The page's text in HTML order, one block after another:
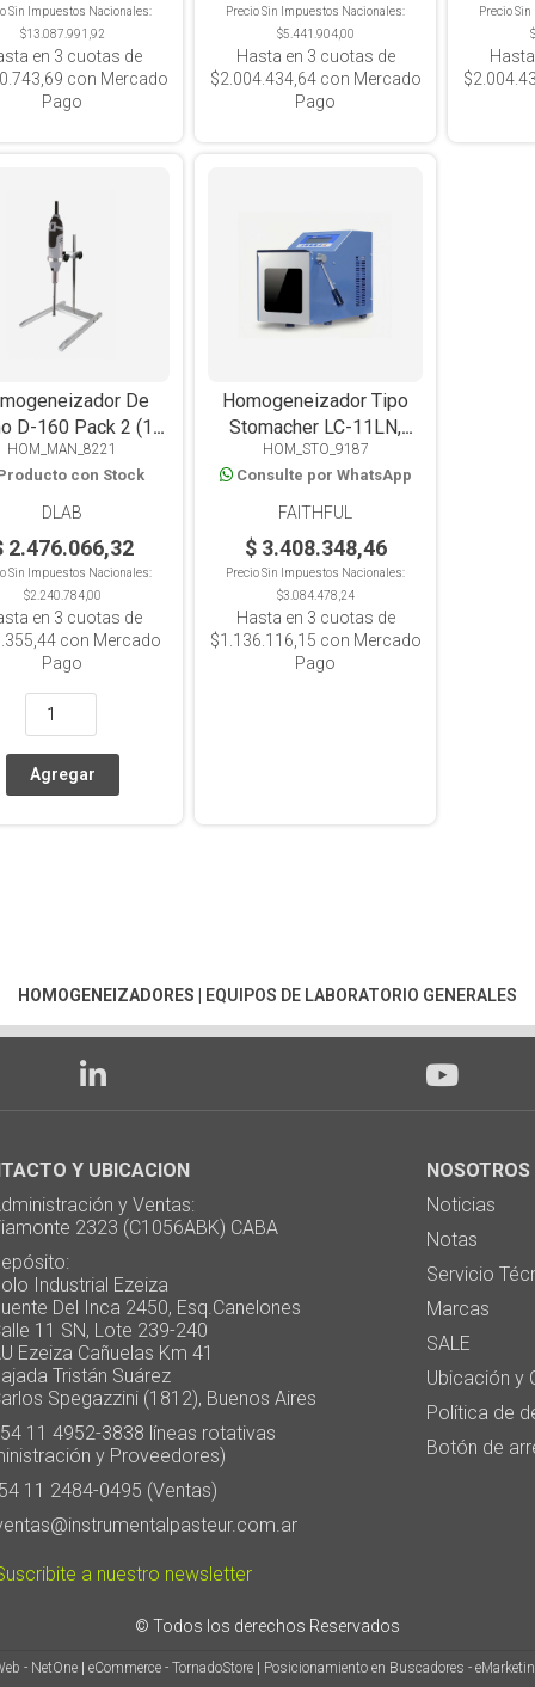
Sin Impuestos Nacionales:
$13.087.991,92
en 3 cuotas de
con Mercado
Pago
Precio Sin Impuestos Nacionales:
$5.441.904,00
Hasta en 3 cuotas de
$2.004.434,64con Mercado
Pago
Precio
De
D-160 Pack 2 (1-
250ml)
HOM_MAN_8221
con Stock
DLAB
2.476.066,32
Sin Impuestos Nacionales:
$2.240.784,00
en 3 cuotas de
con Mercado
Pago
Homogeneizador Tipo
Stomacher LC-11LN,
Capacidad 3-400ml
HOM_STO_9187
Consulte por WhatsApp
FAITHFUL
$ 3.408.348,46
Precio Sin Impuestos Nacionales:
$3.084.478,24
Hasta en 3 cuotas de
$1.136.116,15 con Mercado
Pago
HOMOGENEIZADORES EQUIPOS DE LABORATORIO GENERALES
Y UBICACION
y Ventas:
2323 (C1056ABK) CABA
Industrial Ezeiza
Del Inca 2450, Esq.Canelones
11 SN, Lote 239-240
Cañuelas Km 41
Tristán Suárez
Spegazzini (1812), Buenos Aires
11 4952-3838 líneas rotativas
y Proveedores)
11 2484-0495 (Ventas)
a nuestro newsletter
NOSOTROS
Noticias
Notas
Servicio
Marcas
SALE
Ubicación y
Política de
Botón de
© Todos los derechos Reservados
- NetOne| eCommerce - TornadoStore| Posicionamiento en Buscadores -